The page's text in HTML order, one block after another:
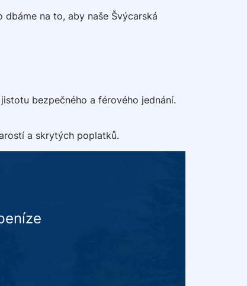
na to, aby naše Švýcarská
bezpečného a férového jednání.
a skrytých poplatků.